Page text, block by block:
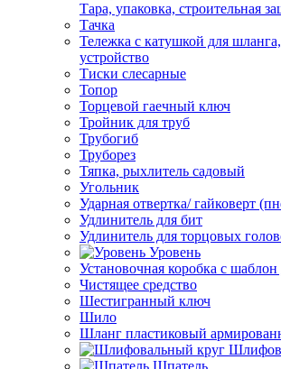
Тара, упаковка, строительная
Тачка
Тележка с катушкой для
устройство
Тиски слесарные
Топор
Торцевой гаечный ключ
Тройник для труб
Трубогиб
Труборез
Тяпка, рыхлитель садовый
Угольник
Ударная отвертка/ гайковерт
Удлинитель для бит
Удлинитель для торцовых
Уровень
Установочная коробка с шаблон
Чистящее средство
Шестигранный ключ
Шило
Шланг пластиковый
Шпатель